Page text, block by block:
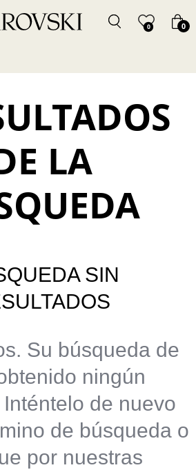
0 0
LA
SIN
Su búsqueda de
ningún
de nuevo
de búsqueda o
por nuestras